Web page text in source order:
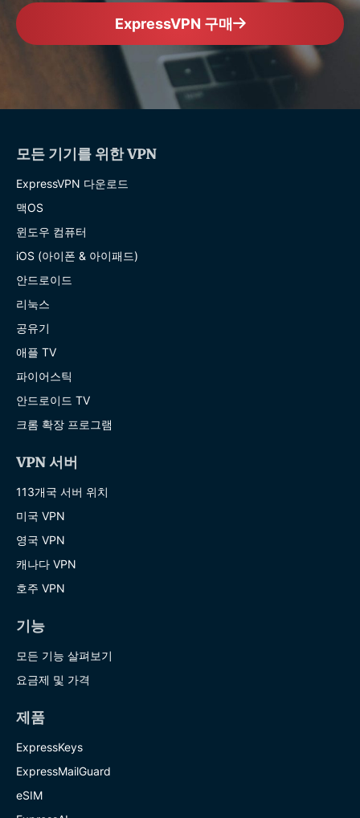
ExpressVPN 구매
모든 기기를 위한 VPN
ExpressVPN 다운로드
맥OS
윈도우 컴퓨터
iOS (아이폰 & 아이패드)
안드로이드
리눅스
공유기
애플 TV
파이어스틱
안드로이드 TV
크롬 확장 프로그램
VPN 서버
113개국 서버 위치
미국 VPN
영국 VPN
캐나다 VPN
호주 VPN
기능
모든 기능 살펴보기
요금제 및 가격
제품
ExpressKeys
ExpressMailGuard
eSIM